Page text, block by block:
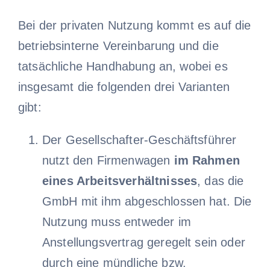
Bei der privaten Nutzung kommt es auf die
betriebsinterne Vereinbarung und die
tatsächliche Handhabung an, wobei es
insgesamt die folgenden drei Varianten
gibt:
Der Gesellschafter-Geschäftsführer
nutzt den Firmenwagen im Rahmen
eines Arbeitsverhältnisses, das die
GmbH mit ihm abgeschlossen hat. Die
Nutzung muss entweder im
Anstellungsvertrag geregelt sein oder
durch eine mündliche bzw.